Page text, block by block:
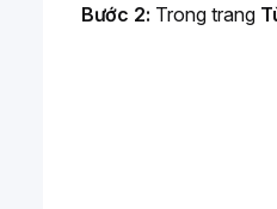
Bước 2: Trong trang